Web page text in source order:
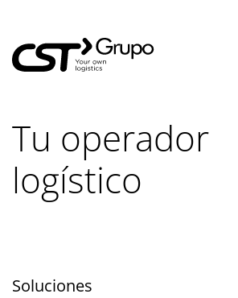
Tu operador
logístico
Soluciones